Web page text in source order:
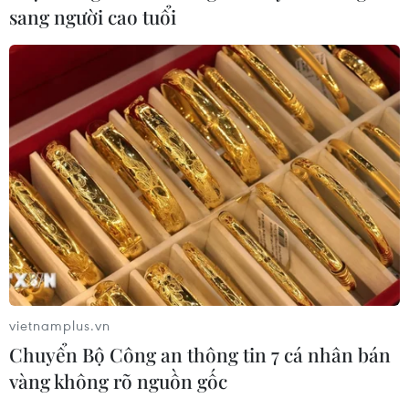
trẻ em thiệt mạng trong 300 ngày
qua
06/08/2026 22:56
Iran và Oman thống nhất mở lại eo
biển Hormuz trong 60 ngày
06/08/2026 12:25
Israel thử nghiệm tên lửa Arrow giữa
lúc căng thẳng khu vực leo thang
Iran cảnh báo đáp trả nhằm vào hạ
sang người cao tuổi
vietnamplus.vn
Chuyển Bộ Công an thông tin 7 cá nhân bán
vàng không rõ nguồn gốc